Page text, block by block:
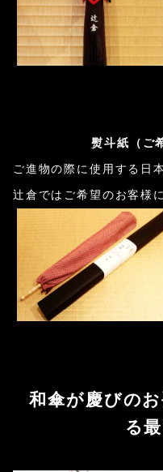
熨斗紙（ご
ご進物の際に使用する日
辻倉ではご希望のお客様
和傘が慶びの
る